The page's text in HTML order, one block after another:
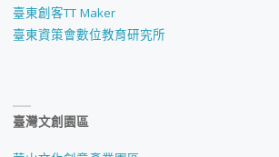
臺東創客TT Maker
臺東資策會數位教育研究所
臺灣文創園區